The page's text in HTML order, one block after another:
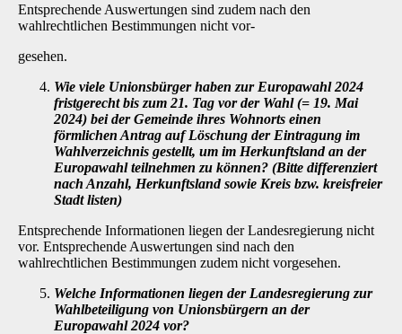
Entsprechende Auswertungen sind zudem nach den
wahlrechtlichen Bestimmungen nicht vor-
gesehen.
Wie viele Unionsbürger haben zur Europawahl 2024
fristgerecht bis zum 21. Tag vor der Wahl (= 19. Mai
2024) bei der Gemeinde ihres Wohnorts einen
förmlichen Antrag auf Löschung der Eintragung im
Wahlverzeichnis gestellt, um im Her­kunftsland an der
Europawahl teilnehmen zu können? (Bitte differenziert
nach An­zahl, Herkunftsland sowie Kreis bzw. kreisfreier
Stadt listen)
Entsprechende Informationen liegen der Landesregierung nicht
vor. Entsprechende Auswer­tungen sind nach den
wahlrechtlichen Bestimmungen zudem nicht vorgesehen.
Welche Informationen liegen der Landesregierung zur
Wahlbeteiligung von Uni­onsbürgern an der
Europawahl 2024 vor?